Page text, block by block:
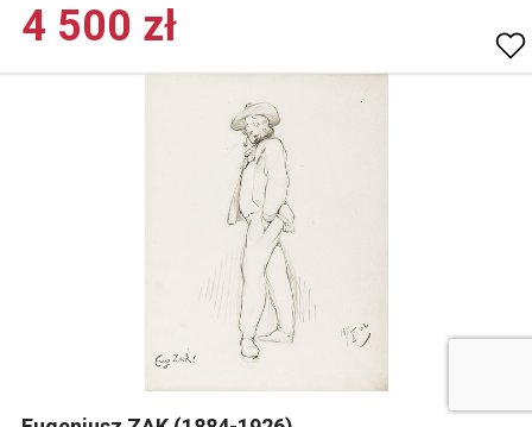
4 500 zł